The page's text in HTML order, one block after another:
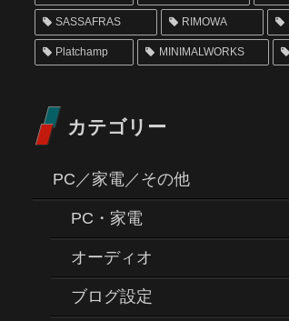
SASSAFRAS RIMOWA
Platchamp MINIMALWORKS
カテゴリー
PC／家電／その他
PC・家電
オーディオ
ブログ設定